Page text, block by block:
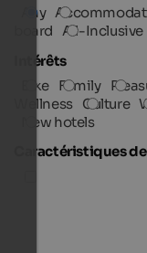
Any
board All-Inclusive
Intérêts
Bike Family
Wellness Culture
New hotels
Caractéristiques